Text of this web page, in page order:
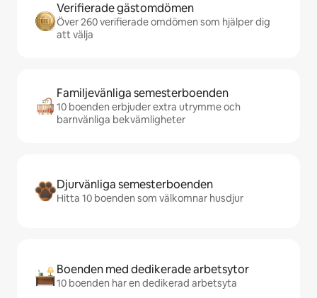
Verifierade gästomdömen
Över 260 verifierade omdömen som hjälper dig
att välja
Familjevänliga semesterboenden
10 boenden erbjuder extra utrymme och
barnvänliga bekvämligheter
Djurvänliga semesterboenden
Hitta 10 boenden som välkomnar husdjur
Boenden med dedikerade arbetsytor
10 boenden har en dedikerad arbetsyta